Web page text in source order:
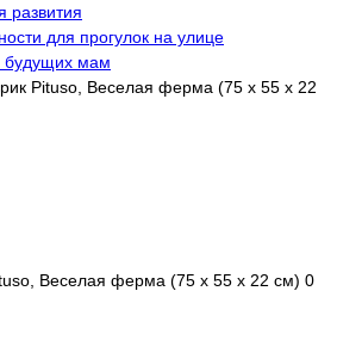
развития
для прогулок на улице
будущих мам
Pituso, Веселая ферма (75 х 55 х 22
Веселая ферма (75 х 55 х 22 см) 0